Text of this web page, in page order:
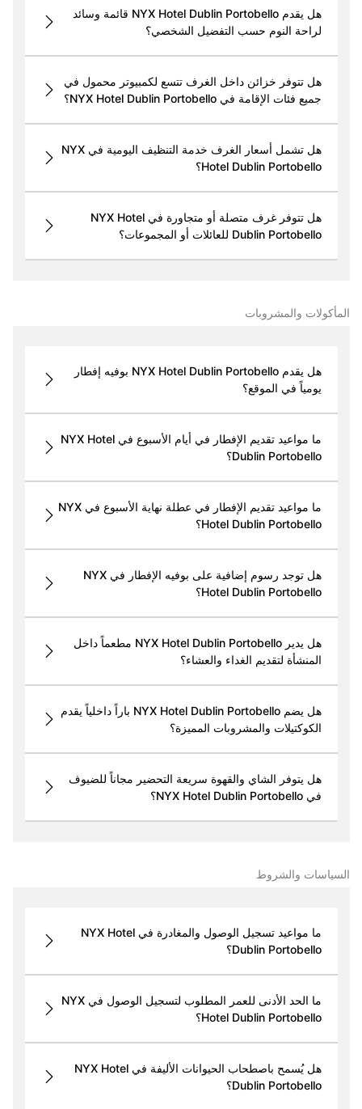
هل يقدم NYX Hotel Dublin Portobello قائمة وسائد
لراحة النوم حسب التفضيل الشخصي؟
هل تتوفر خزائن داخل الغرف تتسع لكمبيوتر محمول في
جميع فئات الإقامة في NYX Hotel Dublin Portobello؟
هل تشمل أسعار الغرف خدمة التنظيف اليومية في NYX
Hotel Dublin Portobello؟
هل تتوفر غرف متصلة أو متجاورة في NYX Hotel
Dublin Portobello للعائلات أو المجموعات؟
المأكولات والمشروبات
هل يقدم NYX Hotel Dublin Portobello بوفيه إفطار
يومياً في الموقع؟
ما مواعيد تقديم الإفطار في أيام الأسبوع في NYX Hotel
Dublin Portobello؟
ما مواعيد تقديم الإفطار في عطلة نهاية الأسبوع في NYX
Hotel Dublin Portobello؟
هل توجد رسوم إضافية على بوفيه الإفطار في NYX
Hotel Dublin Portobello؟
هل يدير NYX Hotel Dublin Portobello مطعماً داخل
المنشأة لتقديم الغداء والعشاء؟
هل يضم NYX Hotel Dublin Portobello باراً داخلياً يقدم
الكوكتيلات والمشروبات المميزة؟
هل يتوفر الشاي والقهوة سريعة التحضير مجاناً للضيوف
في NYX Hotel Dublin Portobello؟
السياسات والشروط
ما مواعيد تسجيل الوصول والمغادرة في NYX Hotel
Dublin Portobello؟
ما الحد الأدنى للعمر المطلوب لتسجيل الوصول في NYX
Hotel Dublin Portobello؟
هل يُسمح باصطحاب الحيوانات الأليفة في NYX Hotel
Dublin Portobello؟